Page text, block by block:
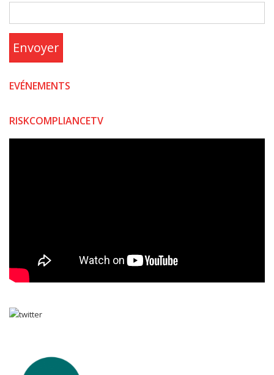
Envoyer
EVÉNEMENTS
RISKCOMPLIANCETV